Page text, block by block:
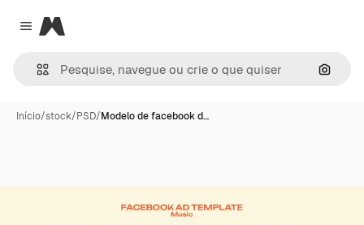
Close menu
Magnific
Início/stock/PSD/Modelo de facebook d…